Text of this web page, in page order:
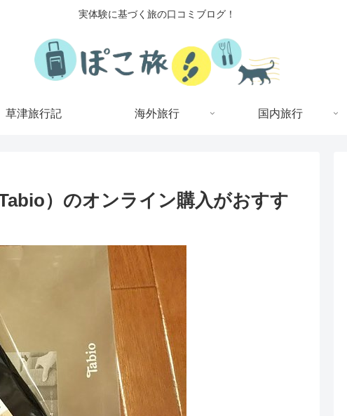
実体験に基づく旅の口コミブログ！
草津旅行記 海外旅行 国内旅行
）のオンライン購入がおすす